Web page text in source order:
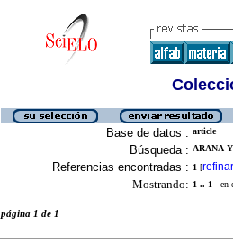
Base de datos : article
Búsqueda : ARANA-
Referencias encontradas : 1 [refinar
Mostrando: 1 .. 1 en
página 1 de 1